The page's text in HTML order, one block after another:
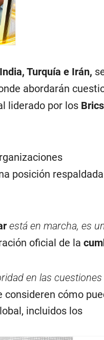
Turquía e Irán,
abordarán
liderado por los Brics
posición
está en marcha, es
oficial de la
en las cuestiones
consideren cómo
incluidos los